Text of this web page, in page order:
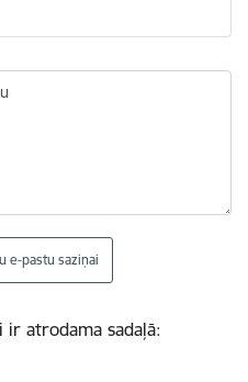
e-pastu saziņai
atrodama sadaļā: